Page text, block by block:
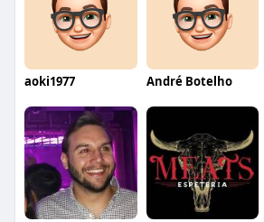
aoki1977 André Botelho